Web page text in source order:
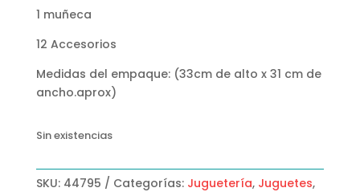
1 muñeca
12 Accesorios
Medidas del empaque: (33cm de alto x 31 cm de
ancho.aprox)
Sin existencias
SKU: 44795 Categorías: Juguetería, Juguetes,